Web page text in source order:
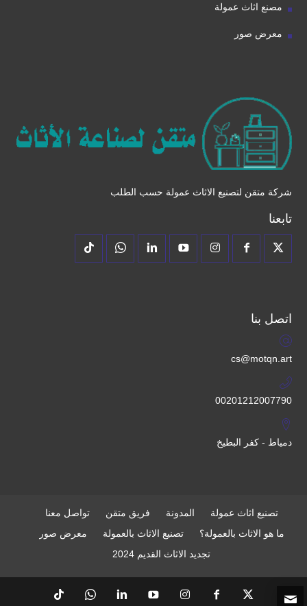
مصنع اثاث عمولة
معرض صور
شركة متقن لتصنيع الاثاث عمولة حسب الطلب
تابعنا
اتصل بنا
cs@motqn.art
00201212007790
دمياط - كفر البطيخ
تصنيع اثاث عمولة المدونة فريق متقن
تواصل معنا
ما هو الاثاث بالعمولة؟
تصنيع الاثاث بالعمولة
معرض صور
تجديد الاثاث القديم 2024